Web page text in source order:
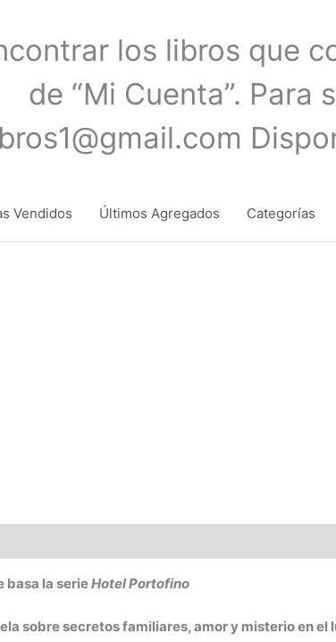
los libros que
de “Mi Cuenta”.
Vendidos Últimos Agregados Categorías
basa la serieHotel Portofino
sobre secretos familiares, amor y misterio en el